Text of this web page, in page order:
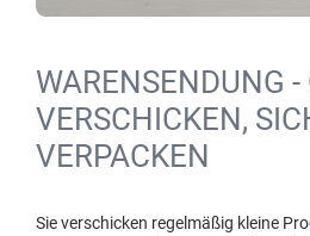
WARENSENDUNG -
VERSCHICKEN,
VERPACKEN
Sie verschicken regelmäßig kleine